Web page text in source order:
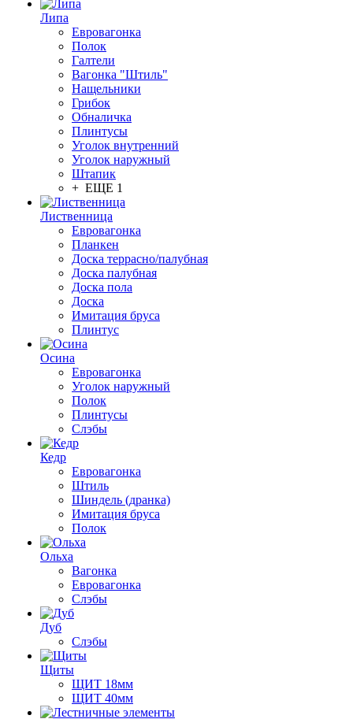
Липа
Евровагонка
Полок
Галтели
Вагонка "Штиль"
Нащельники
Грибок
Обналичка
Плинтусы
Уголок внутренний
Уголок наружный
Штапик
+ ЕЩЕ 1
Лиственница
Евровагонка
Планкен
Доска террасно/палубная
Доска палубная
Доска пола
Доска
Имитация бруса
Плинтус
Осина
Евровагонка
Уголок наружный
Полок
Плинтусы
Слэбы
Кедр
Евровагонка
Штиль
Шиндель (дранка)
Имитация бруса
Полок
Ольха
Вагонка
Евровагонка
Слэбы
Дуб
Слэбы
Щиты
ЩИТ 18мм
ЩИТ 40мм